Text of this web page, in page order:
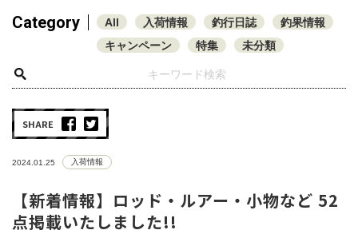
Category All 入荷情報 釣行日誌
釣果情報
キャンペーン
特集 未分類
SHARE
2024.01.25 入荷情報
【新着情報】ロッド・ルアー・小物など 52
点掲載いたしました!!